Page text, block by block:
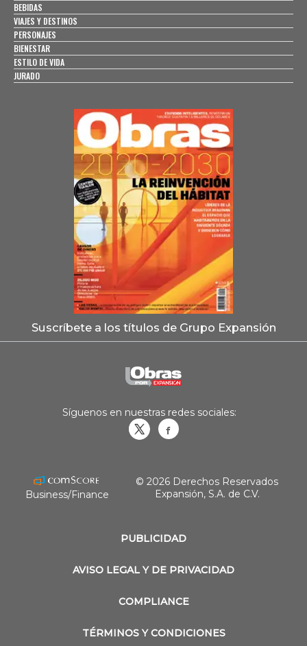
BEBIDAS
VIAJES Y DESTINOS
PERSONAJES
BIENESTAR
ESTILO DE VIDA
JURADO
Suscríbete a los títulos de Grupo Expansión
PUBLICIDAD
AVISO LEGAL Y DE PRIVACIDAD
COMPLIANCE
TÉRMINOS Y CONDICIONES
Síguenos en nuestras redes sociales:
Business/Finance
© 2026 Derechos Reservados
Expansión, S.A. de C.V.